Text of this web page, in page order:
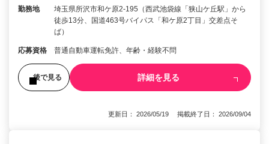
勤務地
埼玉県所沢市和ケ原2‐195（西武池袋線「狭山ケ丘駅」から
徒歩13分、国道463号バイパス「和ケ原2丁目」交差点そ
ば）
応募資格 普通自動車運転免許、年齢・経験不問
後で見る 詳細を見る
更新日： 2026/05/19 掲載終了日： 2026/09/04